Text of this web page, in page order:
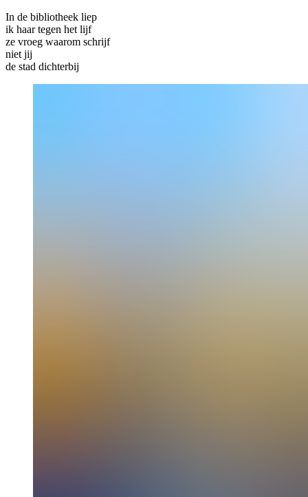
In de bibliotheek liep
ik haar tegen het lijf
ze vroeg waarom schrijf
niet jij
de stad dichterbij